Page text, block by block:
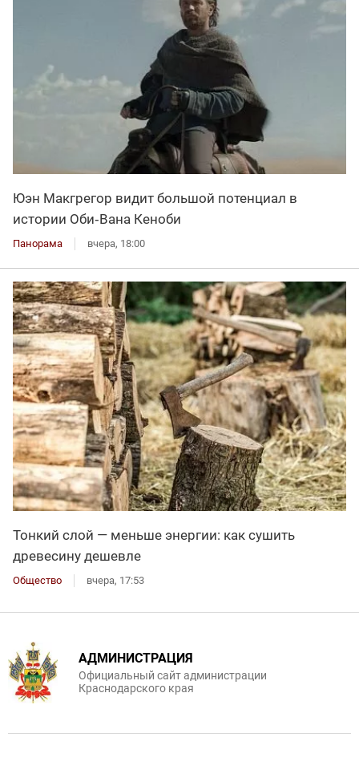
Юэн Макгрегор видит большой потенциал в
истории Оби‑Вана Кеноби
Панорама вчера, 18:00
Тонкий слой — меньше энергии: как сушить
древесину дешевле
Общество вчера, 17:53
АДМИНИСТРАЦИЯ
Официальный сайт администрации
Краснодарского края